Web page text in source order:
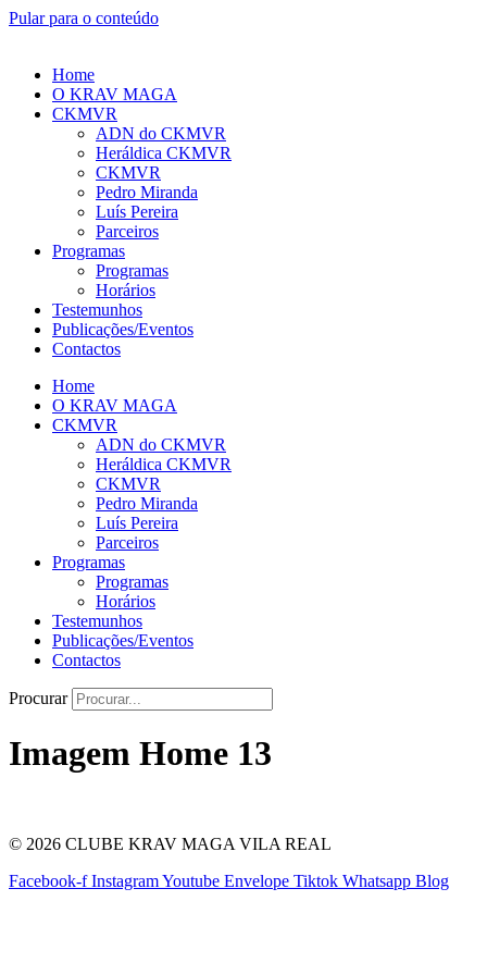
Pular para o conteúdo
Home
O KRAV MAGA
CKMVR
ADN do CKMVR
Heráldica CKMVR
CKMVR
Pedro Miranda
Luís Pereira
Parceiros
Programas
Programas
Horários
Testemunhos
Publicações/Eventos
Contactos
Home
O KRAV MAGA
CKMVR
ADN do CKMVR
Heráldica CKMVR
CKMVR
Pedro Miranda
Luís Pereira
Parceiros
Programas
Programas
Horários
Testemunhos
Publicações/Eventos
Contactos
Procurar
Imagem Home 13
© 2026 CLUBE KRAV MAGA VILA REAL
Facebook-f InstagramYoutube Envelope Tiktok Whatsapp Blog